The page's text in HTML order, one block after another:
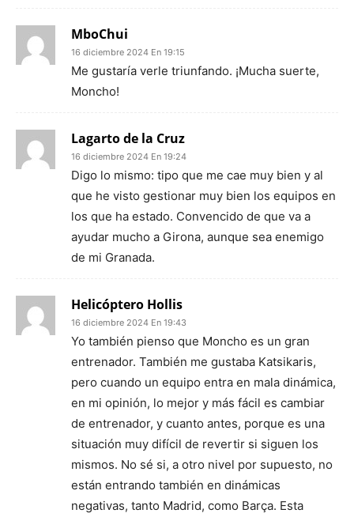
MboChui
16 diciembre 2024 En 19:15
Me gustaría verle triunfando. ¡Mucha suerte,
Moncho!
Lagarto de la Cruz
16 diciembre 2024 En 19:24
Digo lo mismo: tipo que me cae muy bien y al
que he visto gestionar muy bien los equipos en
los que ha estado. Convencido de que va a
ayudar mucho a Girona, aunque sea enemigo
de mi Granada.
Helicóptero Hollis
16 diciembre 2024 En 19:43
Yo también pienso que Moncho es un gran
entrenador. También me gustaba Katsikaris,
pero cuando un equipo entra en mala dinámica,
en mi opinión, lo mejor y más fácil es cambiar
de entrenador, y cuanto antes, porque es una
situación muy difícil de revertir si siguen los
mismos. No sé si, a otro nivel por supuesto, no
están entrando también en dinámicas
negativas, tanto Madrid, como Barça. Esta